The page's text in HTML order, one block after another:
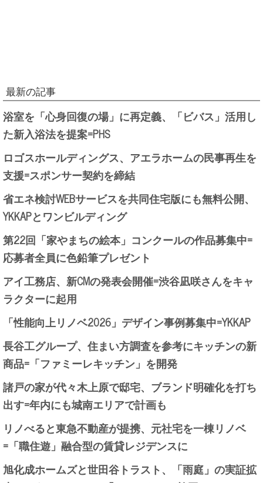
最新の記事
浴室を「心身回復の場」に再定義、「ビバス」活用し
た新入浴法を提案=PHS
ロゴスホールディングス、アエラホームの民事再生を
支援=スポンサー契約を締結
省エネ検討WEBサービスを共同住宅版にも無料公開、
YKKAPとワンビルディング
第22回「家やまちの絵本」コンクールの作品募集中=
応募者全員に色鉛筆プレゼント
アイ工務店、新CMの発表会開催=渋谷凪咲さんをキャ
ラクターに起用
「性能向上リノベ2026」デザイン事例募集中=YKKAP
長谷工グループ、住まい方調査を参考にキッチンの新
商品=「ファミーレキッチン」を開発
諸戸の家が代々木上原で邸宅、ブランド明確化を打ち
出す=年内にも城南エリアで計画も
リノべると東急不動産が提携、元社宅を一棟リノベ
=「職住遊」融合型の賃貸レジデンスに
旭化成ホームズと世田谷トラスト、「雨庭」の実証拡